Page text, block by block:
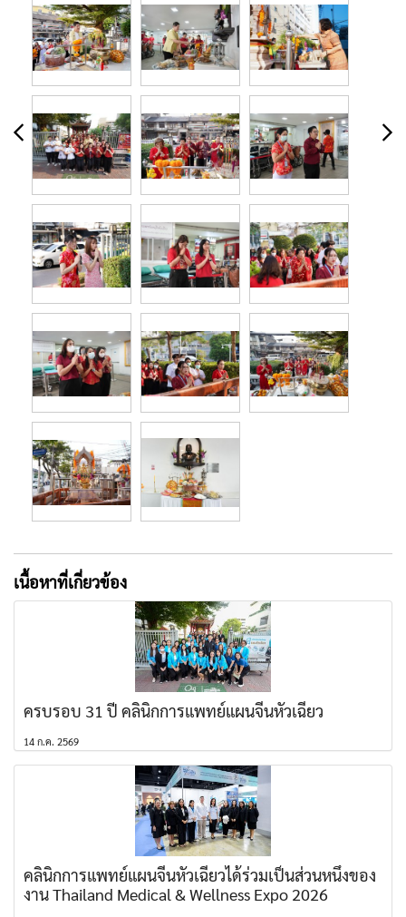
เนื้อหาที่เกี่ยวข้อง
ครบรอบ 31 ปี คลินิกการแพทย์แผนจีนหัวเฉียว
14 ก.ค. 2569
คลินิกการแพทย์แผนจีนหัวเฉียวได้ร่วมเป็นส่วนหนึ่งของ
งาน Thailand Medical & Wellness Expo 2026